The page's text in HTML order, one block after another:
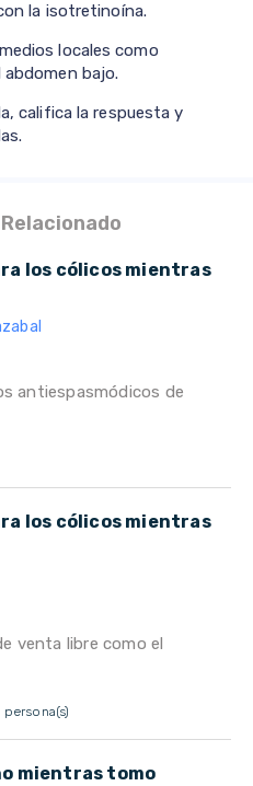
la isotretinoína.
locales como
bajo.
califica la respuesta y
los cólicos mientras
antiespasmódicos de
los cólicos mientras
venta libre como el
persona(s)
mientras tomo